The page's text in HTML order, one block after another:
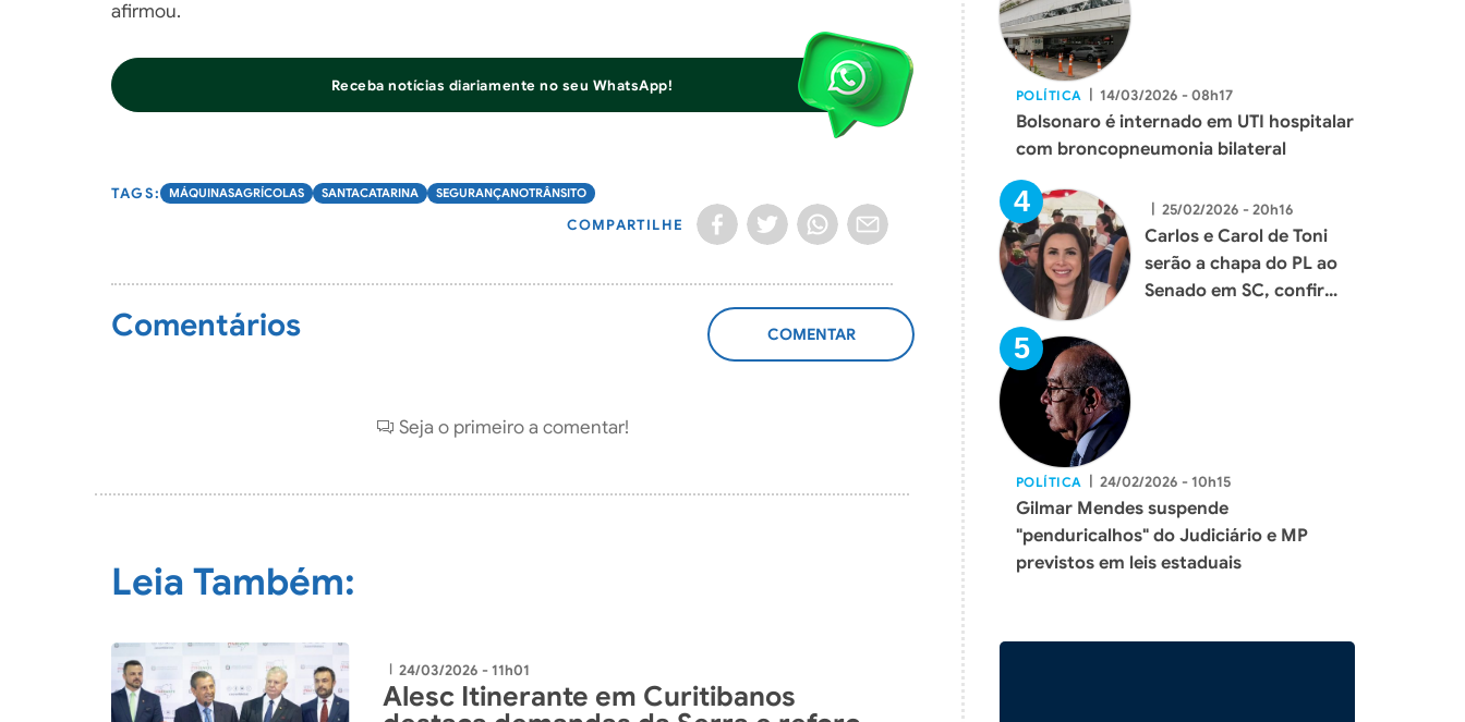
afirmou.
Receba notícias diariamente no seu WhatsApp!
MÁQUINASAGRÍCOLAS SANTACATARINA SEGURANÇANOTRÂNSITO
COMPARTILHE
Comentários
ADICIONAR
COMENTÁRIO
Seja o primeiro a comentar!
Leia Também:
| 24/03/2026 - 11h01
Alesc Itinerante em Curitibanos
POLÍTICA | 14/03/2026 - 08h17
Bolsonaro é internado em UTI hospitalar
com broncopneumonia bilateral
| 25/02/2026 - 20h16
Carlos e Carol de Toni
serão a chapa do PL ao
Senado em SC, confirma
POLÍTICA | 24/02/2026 - 10h15
Gilmar Mendes suspende
"penduricalhos" do Judiciário e MP
previstos em leis estaduais